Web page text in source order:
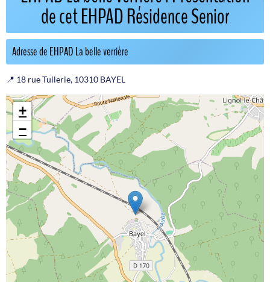
de cet EHPAD Résidence Senior
Adresse de EHPAD La belle verrière
📍 18 rue Tuilerie, 10310 BAYEL
+
−